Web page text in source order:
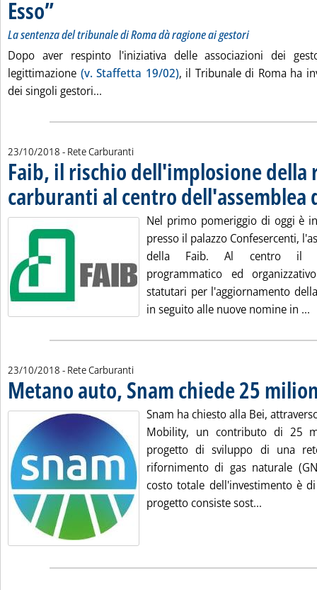
Esso”. Sottotitolo: La sentenza del tribunale di Roma dà ragione ai gestori
. Pubblicata martedì 23 ottobre 2018 alle 14.25.
La sentenza del tribunale di Roma dà ragione ai gestori
Dopo aver respinto l'iniziativa delle associazioni dei
legittimazione (v. Staffetta 19/02), il Tribunale di Roma ha
dei singoli gestori...
23/10/2018 - Rete Carburanti
Faib, il rischio dell'implosione della
carburanti al centro dell'assemblea
Nel primo pomeriggio di oggi è
presso il palazzo Confesercenti,
della Faib. Al centro il
programmatico ed
statutari per l'aggiornamento
in seguito alle nuove nomine in ...
23/10/2018 - Rete Carburanti
Metano auto, Snam chiede 25
Snam ha chiesto alla Bei,
Mobility, un contributo di 25
progetto di sviluppo di una
rifornimento di gas naturale
costo totale dell'investimento è
progetto consiste sost...